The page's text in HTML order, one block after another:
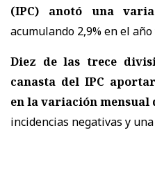
(IPC) anotó una
acumulando 2,9% en el año
Diez de las trece
canasta del IPC
en la variación mensual
incidencias negativas y